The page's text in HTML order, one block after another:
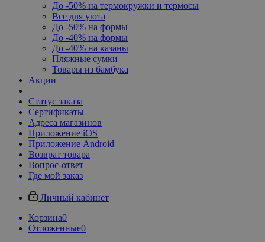
До -50% на термокружки и термосы
Все для уюта
До -50% на формы
До -40% на формы
До -40% на казаны
Пляжные сумки
Товары из бамбука
Акции
Статус заказа
Сертификаты
Адреса магазинов
Приложение iOS
Приложение Android
Возврат товара
Вопрос-ответ
Где мой заказ
Личный кабинет
Корзина0
Отложенные0